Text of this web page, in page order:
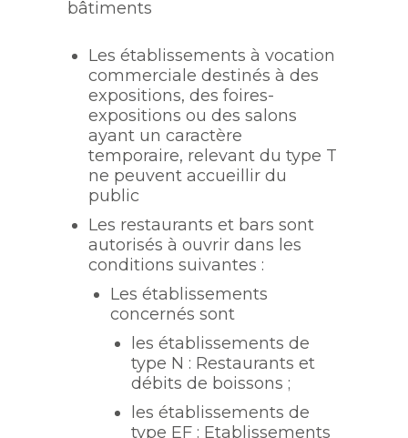
bâtiments
Les établissements à vocation
commerciale destinés à des
expositions, des foires-
expositions ou des salons
ayant un caractère
temporaire, relevant du type T
ne peuvent accueillir du
public
Les restaurants et bars sont
autorisés à ouvrir dans les
conditions suivantes :
Les établissements
concernés sont
les établissements de
type N : Restaurants et
débits de boissons ;
les établissements de
type EF : Etablissements